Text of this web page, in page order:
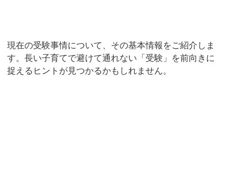
現在の受験事情について、その基本情報をご紹介しま
す。長い子育てで避けて通れない「受験」を前向きに
捉えるヒントが見つかるかもしれません。